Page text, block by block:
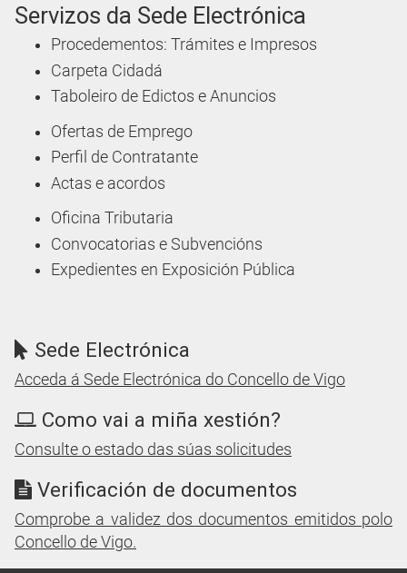
Servizos da Sede Electrónica
Procedementos: Trámites e Impresos
Carpeta Cidadá
Taboleiro de Edictos e Anuncios
Ofertas de Emprego
Perfil de Contratante
Actas e acordos
Oficina Tributaria
Convocatorias e Subvencións
Expedientes en Exposición Pública
Sede Electrónica
Acceda á Sede Electrónica do Concello de Vigo
Como vai a miña xestión?
Consulte o estado das súas solicitudes
Verificación de documentos
Comprobe a validez dos documentos emitidos polo
Concello de Vigo.